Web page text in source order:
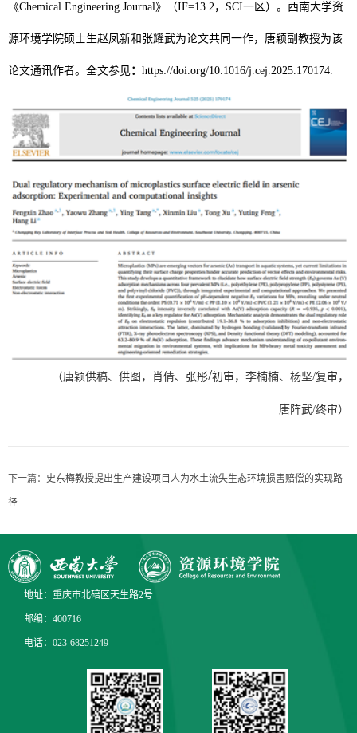
《Chemical Engineering Journal》（IF=13.2，SCI一区）。西南大学资
源环境学院硕士生赵凤新和张耀武为论文共同一作，唐颖副教授为该
论文通讯作者。全文参见： https://doi.org/10.1016/j.cej.2025.170174.
（唐颖供稿、供图 ，肖倩、张彤/初审，李楠楠、杨坚/复审，
唐阵武/终审）
下一篇： 史东梅教授提出生产建设项目人为水土流失生态环境损害赔偿的实现路
径
地址：重庆市北碚区天生路2号
邮编：400716
电话：023-68251249